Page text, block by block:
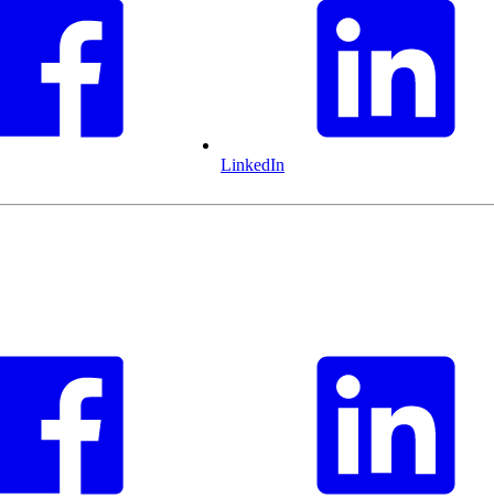
LinkedIn